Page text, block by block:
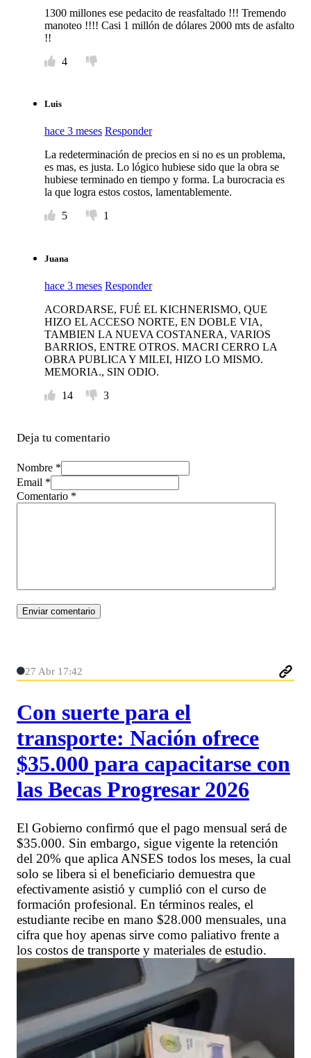
1300 millones ese pedacito de reasfaltado !!! Tremendo
manoteo !!!! Casi 1 millón de dólares 2000 mts de asfalto
!!
4
Luis
hace 3 meses Responder
La redeterminación de precios en si no es un problema,
es mas, es justa. Lo lógico hubiese sido que la obra se
hubiese terminado en tiempo y forma. La burocracia es
la que logra estos costos, lamentablemente.
5
1
Juana
hace 3 meses Responder
ACORDARSE, FUÉ EL KICHNERISMO, QUE
HIZO EL ACCESO NORTE, EN DOBLE VIA,
TAMBIEN LA NUEVA COSTANERA, VARIOS
BARRIOS, ENTRE OTROS. MACRI CERRO LA
OBRA PUBLICA Y MILEI, HIZO LO MISMO.
MEMORIA., SIN ODIO.
14
3
Deja tu comentario
Nombre *
Email *
Comentario *
27 Abr 17:42
Con suerte para el
transporte: Nación ofrece
$35.000 para capacitarse con
las Becas Progresar 2026
El Gobierno confirmó que el pago mensual será de
$35.000. Sin embargo, sigue vigente la retención
del 20% que aplica ANSES todos los meses, la cual
solo se libera si el beneficiario demuestra que
efectivamente asistió y cumplió con el curso de
formación profesional. En términos reales, el
estudiante recibe en mano $28.000 mensuales, una
cifra que hoy apenas sirve como paliativo frente a
los costos de transporte y materiales de estudio.